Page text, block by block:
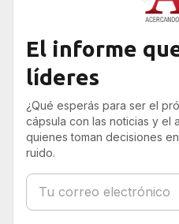
El informe
líderes
¿Qué esperás para ser el
cápsula con las noticias y el
quienes toman decisiones
ruido.